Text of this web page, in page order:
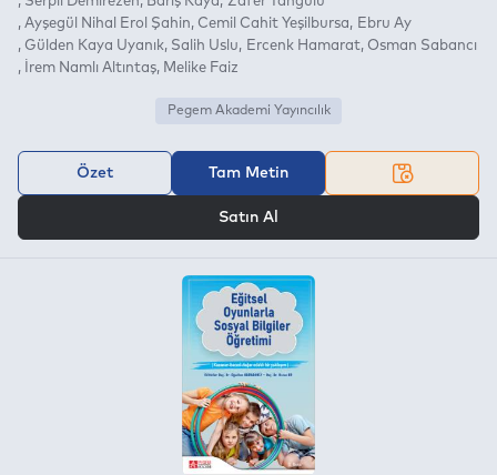
Ayşegül Nihal Erol Şahin
Cemil Cahit Yeşilbursa
Ebru Ay
Gülden Kaya Uyanık Salih Uslu Ercenk Hamarat Osman Sabancı
İrem Namlı Altıntaş
Melike Faiz
Pegem Akademi Yayıncılık
Özet Tam Metin
Satın Al